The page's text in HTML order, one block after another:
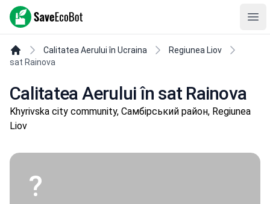
SaveEcoBot
Calitatea Aerului în Ucraina
Regiunea Liov
sat Rainova
Calitatea Aerului în sat Rainova
Khyrivska city community, Самбірський район, Regiunea
Liov
?